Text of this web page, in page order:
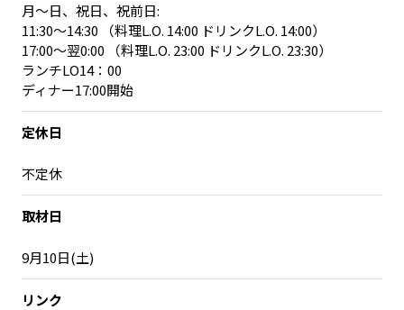
お問い合わせ 会社概要
月～日、祝日、祝前日:
11:30～14:30 （料理L.O. 14:00 ドリンクL.O. 14:00）
17:00～翌0:00 （料理L.O. 23:00 ドリンクL.O. 23:30）
ランチLO14：00
ディナー17:00開始
定休日
不定休
取材日
9月10日(土)
リンク